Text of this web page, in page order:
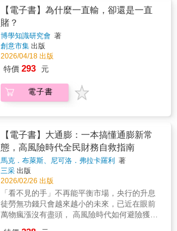
照片呈現，建構史上最瘋狂的權錢交易世
界： 上海金融大事年表，提綱挈領！上海銀
行家生平一覽表，群像全解！大量照片，如臨
歷史現場！4.探究意想不到的荒謬金融遊戲，
理解戰後台灣新舊臺幣「四萬換一元」最大貶
值風暴的骨牌效應根源： 金圓券風暴、公債
狂熱、擠兌恐慌、假鈔代替法定貨幣，交織出
金融連動的面貌。
解」時間序列分析的入門實戰書！★國立臺灣
大學經濟學系副教授 楊睿中 審訂
成就非凡。──《華爾街日報》（The Wall
Street Journal）本書不僅對一般大眾很有用，
律師、企業家、政治家、經濟學家也會覺得受
用無窮。──《華盛頓郵報》（The Washington
Times）本書是偽裝成甜點的一道健康大餐，而
且索維爾還在不斷擴充，讀者一定會為此感到
慶幸。索維爾流暢的文筆、無懈可擊的邏輯、
人士與初學者都是一種享受。──湯瑪斯‧哈茲利
特（Thomas Hazlett），喬治梅森大學
書的人，都應該讀讀這本書來糾正謬誤。
──《克萊蒙書評》（Claremont Review of
Books）每一章都證明為何索維爾是美國最偉
大的思想家之一。想知道經濟法則是如何掌控
我們日常生活中的諸多事情，一定要讀這本
書。──亞瑟‧布魯克斯（Arthur C. Brooks），
美國企業研究院（American Enterprise
Institute, AEI）院長本書證明了索維爾教授能
夠讓一個從未上過經濟學課程的人了解經濟
指標預測，比完全沒有預測好經濟數據並不完
美，但並非造假或偏誤。股價、殖利率曲線和
商品價格都是好用的指標，但會發出很多錯誤
訊號。●全世界如同一部提款機有好有壞全球資
本市場讓投資人能分散投資組合，借款人可選
擇不同的資金來源。但正如搭飛機旅行會傳播
明解讀聯準會FOMC會議訊息主席發言最重
要；鷹∕鴿派理事最不重要；能影響主席或在主
意。搞懂總經最基本的15個思維觀點，是時候
讓葉偉平帶領我們踏上一段兼具豐富與副啟發
性的經濟旅程了。（本書為《財經議題即戰
力》《經濟成長，為什麼我的荷包都沒漲？》
的增修版）◎本書特色1. 15年長銷全球經典有
理由，最佳總體經濟學讀本《華爾街日報》首
席經濟評論員，擅長將艱澀的經濟學理轉為大
白話。善用比喻、淺顯易懂、好吸收消化、樂
趣無窮。2. 15個基礎總經知識，揭示經濟概念
與機制如何影響我們挑選與大眾切身相關的關
鍵字：景氣循環、全球化、聯準會、GDP等，
錯」變成「買對了、做對了」！為什麼我們總
是在不知不覺中，做出讓自己後悔的決定？ 為
什麼改變價位組合，就能決定哪些商品會暢
銷？ 為什麼投資的股票下跌，反而更捨不得
賣？ 為什麼不點廣告，也會被引導去購買？ 為
什麼訂閱服務一旦開始，就很難取消？ 明明機
率極低，卻覺得這次會中獎？ 明明想省錢，卻
忍不住用信用卡購買高價商品？ 明明在意體脂
肪，卻還是禁不起炸雞的誘惑？即便我們自認
「判斷得很理性」，但大腦往往早已被各種
「錯覺」與「心理陷阱」悄悄操控。這不是意
思考陷阱。本書將解析在面對「得與失」時刻
人類矛盾心理與行為，帶你在偏誤中找回正確
判斷，做出聰明選擇。 破解金錢錯覺：理解
「心理帳戶」如何讓你刷卡時對金額失去痛
感…… 看穿博弈陷阱：為什麼「差不多該輪到
我贏了」是導致金錢流失的毀滅性錯覺？ 警惕
網路誘導：沒興趣的東西多看幾次也會變順
眼？揭開廣告背後的「單純曝光效應」。 止損
【電子書】為什麼一直輸，卻還是一直
賭？
博學知識研究會 著
創意市集 出版
2026/04/18 出版
特價 293 元
電子書
【電子書】大通膨：一本搞懂通膨新常
態，高風險時代全民財務自救指南
馬克．布萊斯、尼可洛．弗拉卡羅利
著
三采 出版
2026/02/26 出版
「看不見的手」不再能平衡市場，央行的升息
徒勞無功錢只會越來越小的未來，已近在眼前
萬物瘋漲沒有盡頭， 高風險時代如何避險獲利